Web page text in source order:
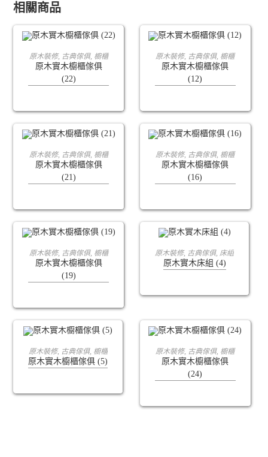
相關商品
查看內容
原木裝修, 古典傢俱, 櫥櫃
原木實木櫥櫃傢俱
(22)
查看內容
原木裝修, 古典傢俱, 櫥櫃
原木實木櫥櫃傢俱
(12)
查看內容
原木裝修, 古典傢俱, 櫥櫃
原木實木櫥櫃傢俱
(21)
查看內容
原木裝修, 古典傢俱, 櫥櫃
原木實木櫥櫃傢俱
(16)
查看內容
原木裝修, 古典傢俱, 櫥櫃
原木實木櫥櫃傢俱
(19)
查看內容
原木裝修, 古典傢俱, 床組
原木實木床組 (4)
查看內容
原木裝修, 古典傢俱, 櫥櫃
原木實木櫥櫃傢俱 (5)
查看內容
原木裝修, 古典傢俱, 櫥櫃
原木實木櫥櫃傢俱
(24)